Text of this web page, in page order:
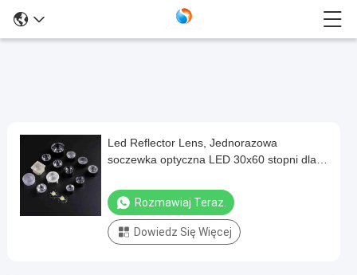
Reflector
Lens,
Jednorazowa
Led Reflector Lens, Jednorazowa
soczewka optyczna LED 30x60 stopni dla
Rozmawiaj Teraz.
Dowiedz Się Więcej